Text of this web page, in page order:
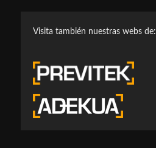
Visita también nuestras webs de: